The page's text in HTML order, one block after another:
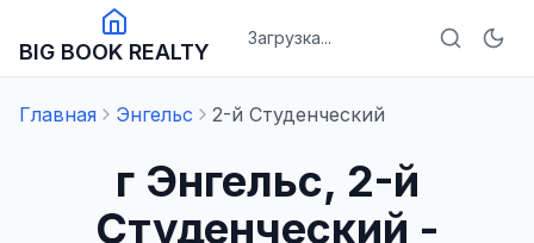
BIG BOOK REALTY
Загрузка...
Главная Энгельс 2-й Студенческий
г Энгельс, 2-й
Студенческий -